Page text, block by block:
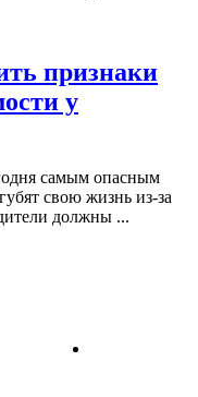
признаки
у
самым опасным
свою жизнь из-за
должны ...